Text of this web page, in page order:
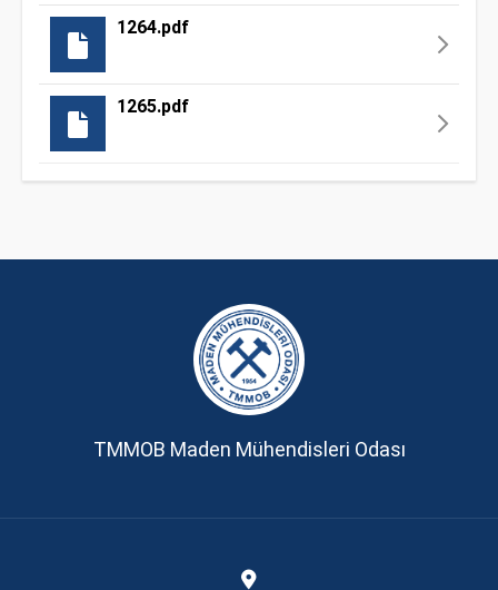
1264.pdf
1265.pdf
TMMOB Maden Mühendisleri Odası